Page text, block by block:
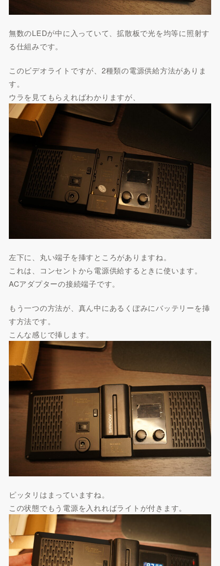
無数のLEDが中に入っていて、拡散板で光を均等に照射す
る仕組みです。
このビデオライトですが、2種類の電源供給方法がありま
す。
ウラを見てもらえればわかりますが、
左下に、丸い端子を挿すところがありますね。
これは、コンセントから電源供給するときに使います。
ACアダプターの接続端子です。
もう一つの方法が、真ん中にあるくぼみにバッテリーを挿
す方法です。
こんな感じで挿します。
ピッタリはまっていますね。
この状態でもう電源を入れればライトが付きます。